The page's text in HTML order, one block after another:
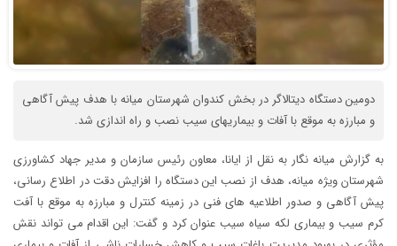
دومین دستگاه دیتالاگر در بخش کندوان شهرستان میانه با هدف پیش آگاهی
و مبارزه به موقع با آفات و بیماریهای سیب نصب و راه اندازی شد.
به گزارش میانه نگار به نقل از ایانا، معاون رئیس سازمان و مدیر جهاد کشاورزی
شهرستان ویژه میانه، هدف از نصب این دستگاه را افزایش دقت در اطلاع رسانی،
پیش آگاهی و صدور اطلاعیه های فنی در زمینه کنترل و مبارزه به موقع با آفت
کرم سیب و بیماری لکه سیاه سیب عنوان کرد و گفت: این اقدام می تواند نقش